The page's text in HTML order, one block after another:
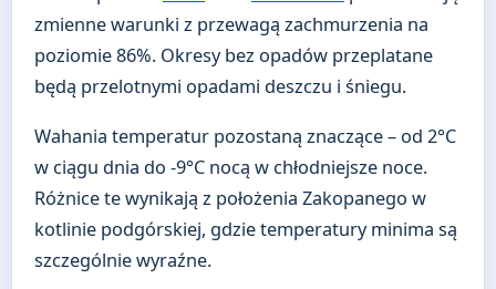
zmienne warunki z przewagą zachmurzenia na
poziomie 86%. Okresy bez opadów przeplatane
będą przelotnymi opadami deszczu i śniegu.
Wahania temperatur pozostaną znaczące – od 2°C
w ciągu dnia do -9°C nocą w chłodniejsze noce.
Różnice te wynikają z położenia Zakopanego w
kotlinie podgórskiej, gdzie temperatury minima są
szczególnie wyraźne.